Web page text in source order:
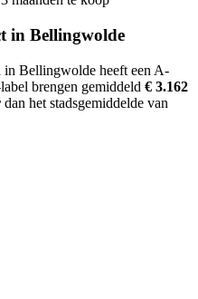
in Bellingwolde
in Bellingwolde heeft een A-
brengen gemiddeld € 3.162
dan het stadsgemiddelde van